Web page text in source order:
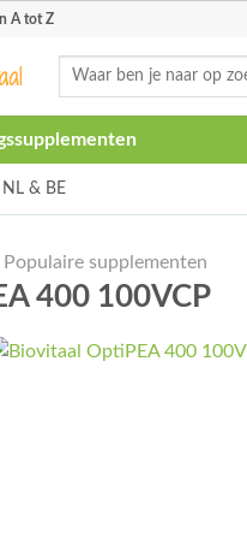
A tot Z
Zoeken
NL & BE
Populaire supplementen
400 100VCP